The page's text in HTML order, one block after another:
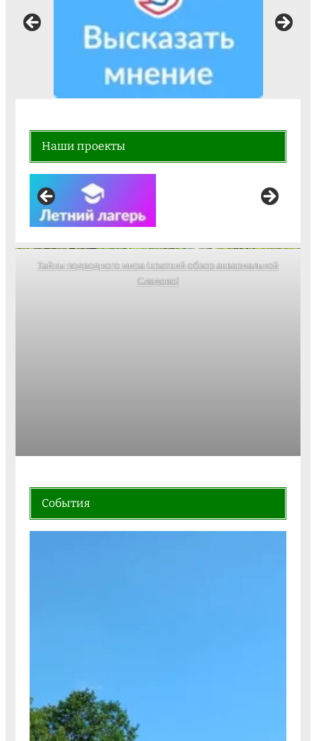
Ваше мнение формирует официальный
рейтинг организации:
Наши проекты
Тайны подводного мира (краткий обзор аквариальной
Следово)
События